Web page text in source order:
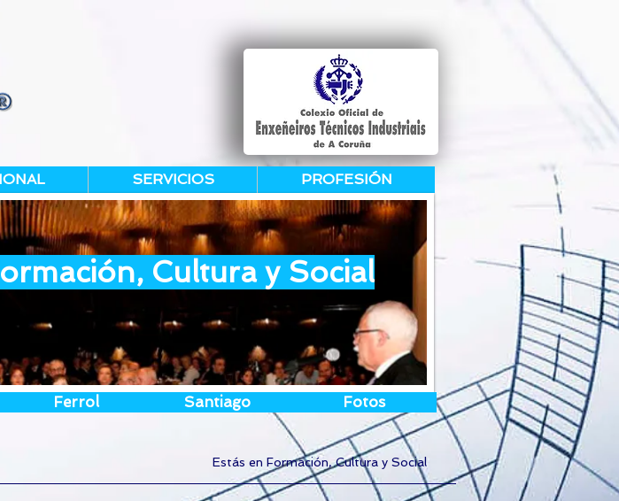
SERVICIOS PROFESIÓN
Cultura y Social
Ferrol Santiago Fotos
Estás en Formación, Cultura y Social